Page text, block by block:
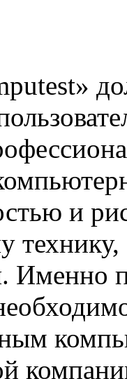
и
Именно